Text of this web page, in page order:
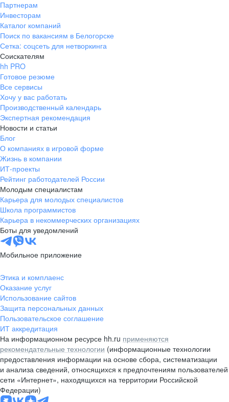
Партнерам
Инвесторам
Каталог компаний
Поиск по вакансиям в Белогорске
Сетка: соцсеть для нетворкинга
Соискателям
hh PRO
Готовое резюме
Все сервисы
Хочу у вас работать
Производственный календарь
Экспертная рекомендация
Новости и статьи
Блог
О компаниях в игровой форме
Жизнь в компании
ИТ-проекты
Рейтинг работодателей России
Молодым специалистам
Карьера для молодых специалистов
Школа программистов
Карьера в некоммерческих организациях
Боты для уведомлений
Мобильное приложение
Этика и комплаенс
Оказание услуг
Использование сайтов
Защита персональных данных
Пользовательское соглашение
ИТ аккредитация
На информационном ресурсе hh.ru применяются
рекомендательные технологии (информационные технологии
предоставления информации на основе сбора, систематизации
и анализа сведений, относящихся к предпочтениям пользователей
сети «Интернет», находящихся на территории Российской
Федерации)